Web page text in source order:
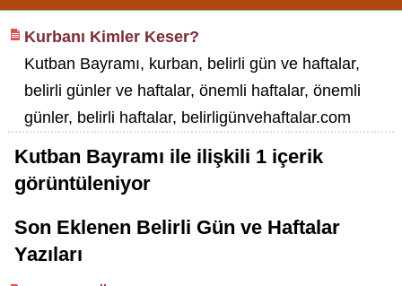
Kurbanı Kimler Keser?
Kutban Bayramı, kurban, belirli gün ve haftalar,
belirli günler ve haftalar, önemli haftalar, önemli
günler, belirli haftalar, belirligünvehaftalar.com
Kutban Bayramı ile ilişkili 1içerik
görüntüleniyor
Son Eklenen Belirli Gün ve Haftalar
Yazıları